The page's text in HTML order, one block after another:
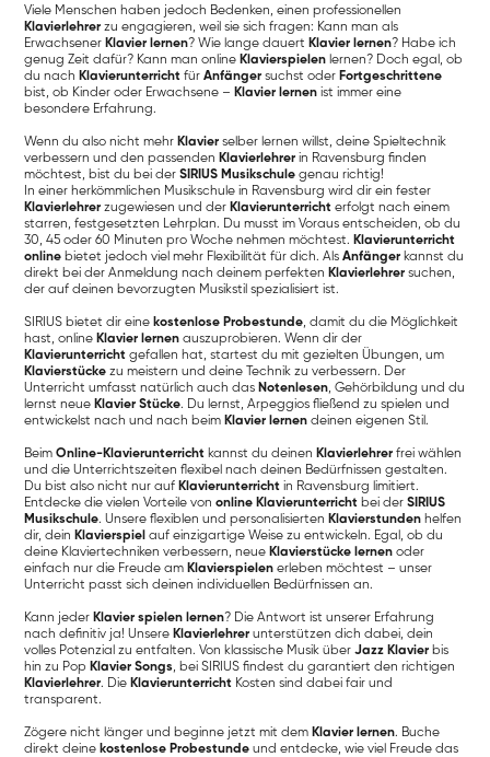
Viele Menschen haben jedoch Bedenken, einen professionellen
Klavierlehrer zu engagieren, weil sie sich fragen: Kann man als
Erwachsener Klavier lernen? Wie lange dauert Klavier lernen? Habe ich
genug Zeit dafür? Kann man online Klavierspielen lernen? Doch egal, ob
du nach Klavierunterricht fürAnfänger suchst oder Fortgeschrittene
bist, ob Kinder oder Erwachsene – Klavier lernen ist immer eine
besondere Erfahrung.
Wenn du also nicht mehr Klavier selber lernen willst, deine Spieltechnik
verbessern und den passenden Klavierlehrer in Ravensburg finden
möchtest, bist du bei derSIRIUS Musikschule genau richtig!
In einer herkömmlichen Musikschule in Ravensburg wird dir ein fester
Klavierlehrer zugewiesen und der Klavierunterricht erfolgt nach einem
starren, festgesetzten Lehrplan. Du musst im Voraus entscheiden, ob du
30, 45 oder 60 Minuten pro Woche nehmen möchtest. Klavierunterricht
online bietet jedoch viel mehr Flexibilität für dich. AlsAnfänger kannst du
direkt bei der Anmeldung nach deinem perfekten Klavierlehrer suchen,
der auf deinen bevorzugten Musikstil spezialisiert ist.
SIRIUS bietet dir eine kostenlose Probestunde, damit du die Möglichkeit
hast, online Klavier lernen auszuprobieren. Wenn dir der
Klavierunterricht gefallen hat, startest du mit gezielten Übungen, um
Klavierstücke zu meistern und deine Technik zu verbessern. Der
Unterricht umfasst natürlich auch das Notenlesen, Gehörbildung und du
lernst neue Klavier Stücke. Du lernst, Arpeggios fließend zu spielen und
entwickelst nach und nach beim Klavier lernen deinen eigenen Stil.
BeimOnline-Klavierunterricht kannst du deinen Klavierlehrer frei wählen
und die Unterrichtszeiten flexibel nach deinen Bedürfnissen gestalten.
Du bist also nicht nur auf Klavierunterricht in Ravensburg limitiert.
Entdecke die vielen Vorteile vononline Klavierunterricht bei derSIRIUS
Musikschule. Unsere flexiblen und personalisierten Klavierstunden helfen
dir, dein Klavierspiel auf einzigartige Weise zu entwickeln. Egal, ob du
deine Klaviertechniken verbessern, neue Klavierstücke lernen oder
einfach nur die Freude am Klavierspielen erleben möchtest – unser
Unterricht passt sich deinen individuellen Bedürfnissen an.
Kann jeder Klavier spielen lernen? Die Antwort ist unserer Erfahrung
nach definitiv ja! Unsere Klavierlehrer unterstützen dich dabei, dein
volles Potenzial zu entfalten. Von klassische Musik überJazz Klavier bis
hin zu Pop Klavier Songs, bei SIRIUS findest du garantiert den richtigen
Klavierlehrer. Die Klavierunterricht Kosten sind dabei fair und
transparent.
Zögere nicht länger und beginne jetzt mit dem Klavier lernen. Buche
direkt deine kostenlose Probestunde und entdecke, wie viel Freude das